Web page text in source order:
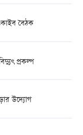
বৈঠক
প্রকল্প
উদ্যোগ